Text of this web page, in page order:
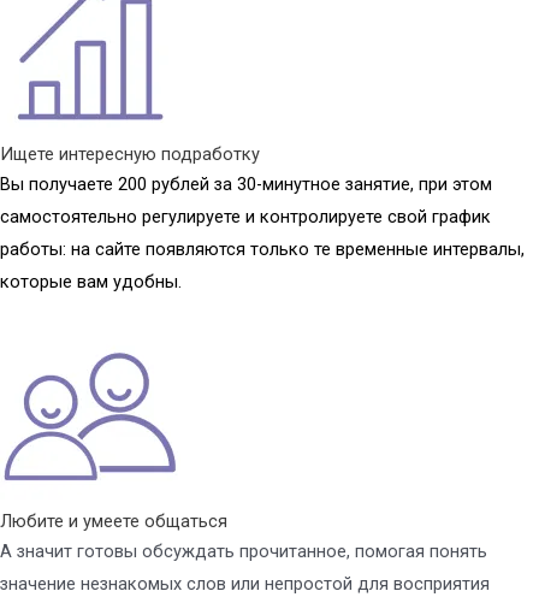
Ищете интересную подработку
Вы получаете 200 рублей за 30-минутное занятие, при этом
самостоятельно регулируете и контролируете свой график
работы: на сайте появляются только те временные интервалы,
которые вам удобны.
Любите и умеете общаться
А значит готовы обсуждать прочитанное, помогая понять
значение незнакомых слов или непростой для восприятия